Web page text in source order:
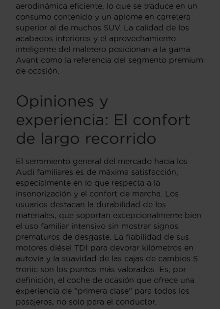
aerodinámica eficiente, lo que se traduce en un
consumo contenido y un aplome en carretera
superior al de muchos SUV. La calidad de los
acabados interiores y el aprovechamiento
inteligente del maletero posicionan a la gama
Avant como la referencia del segmento premium
de ocasión.
Opiniones y
experiencia: El confort
de largo recorrido
El sentimiento general del mercado hacia los
Audi familiares es de máxima satisfacción,
especialmente en lo que respecta a la
insonorización y el confort de marcha. Los
usuarios destacan la durabilidad de los
materiales, que soportan excepcionalmente bien
el uso familiar intensivo sin mostrar signos
prematuros de desgaste. La fiabilidad de sus
motores diésel TDI para devorar kilómetros en
autovía y la suavidad de las cajas de cambios S
tronic son los puntos más valorados. Es, por
definición, el coche de ocasión que ofrece una
experiencia de "primera clase" para todos los
pasajeros, no solo para el conductor.